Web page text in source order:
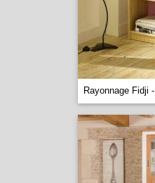
Rayonnage Fidji -